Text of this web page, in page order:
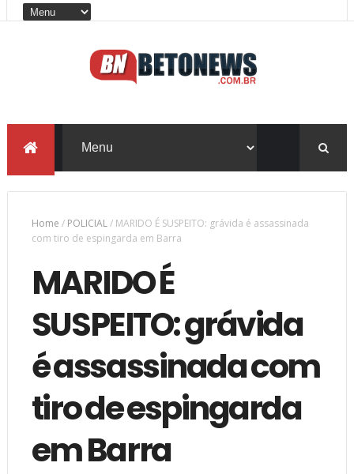
Home / POLICIAL/ MARIDO É SUSPEITO: grávida é assassinada
com tiro de espingarda em Barra
MARIDO É
SUSPEITO: grávida
é assassinada com
tiro de espingarda
em Barra